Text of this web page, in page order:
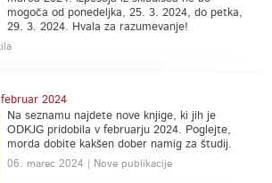
mogoča od ponedeljka, 25. 3. 2024, do petka,
29. 3. 2024. Hvala za razumevanje!
februar 2024
Na seznamu najdete nove knjige, ki jih je
ODKJG pridobila v februarju 2024. Poglejte,
morda dobite kakšen dober namig za študij.
06. marec 2024 | Nove publikacije